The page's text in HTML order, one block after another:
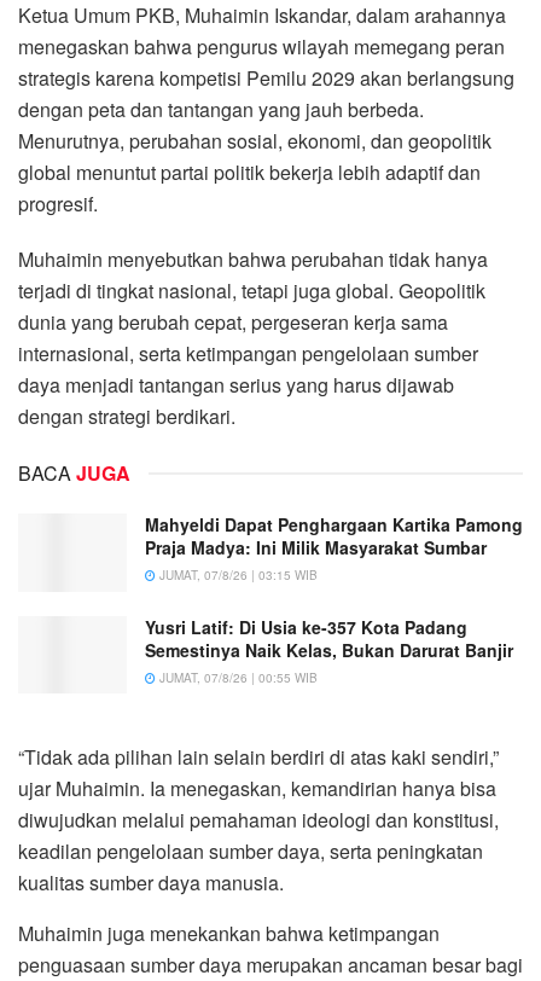
Ketua Umum PKB, Muhaimin Iskandar, dalam arahannya
menegaskan bahwa pengurus wilayah memegang peran
strategis karena kompetisi Pemilu 2029 akan berlangsung
dengan peta dan tantangan yang jauh berbeda.
Menurutnya, perubahan sosial, ekonomi, dan geopolitik
global menuntut partai politik bekerja lebih adaptif dan
progresif.
Muhaimin menyebutkan bahwa perubahan tidak hanya
terjadi di tingkat nasional, tetapi juga global. Geopolitik
dunia yang berubah cepat, pergeseran kerja sama
internasional, serta ketimpangan pengelolaan sumber
daya menjadi tantangan serius yang harus dijawab
dengan strategi berdikari.
BACAJUGA
Mahyeldi Dapat Penghargaan Kartika Pamong
Praja Madya: Ini Milik Masyarakat Sumbar
JUMAT, 07/8/26 | 03:15 WIB
Yusri Latif: Di Usia ke-357 Kota Padang
Semestinya Naik Kelas, Bukan Darurat Banjir
JUMAT, 07/8/26 | 00:55 WIB
“Tidak ada pilihan lain selain berdiri di atas kaki sendiri,”
ujar Muhaimin. Ia menegaskan, kemandirian hanya bisa
diwujudkan melalui pemahaman ideologi dan konstitusi,
keadilan pengelolaan sumber daya, serta peningkatan
kualitas sumber daya manusia.
Muhaimin juga menekankan bahwa ketimpangan
penguasaan sumber daya merupakan ancaman besar bagi